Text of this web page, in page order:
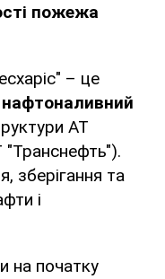
пожежа
– це
нафтоналивний
АТ
зберігання та
і
на початку